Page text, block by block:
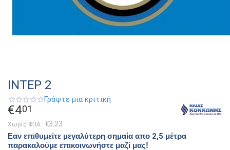
ΙΝΤΕΡ 2
Γράψτε μια κριτική
€401
Χωρίς ΦΠΑ : €3.23
Εαν επιθυμείτε μεγαλύτερη σημαία απο 2,5 μέτρα
παρακαλούμε επικοινωνήστε μαζί μας!